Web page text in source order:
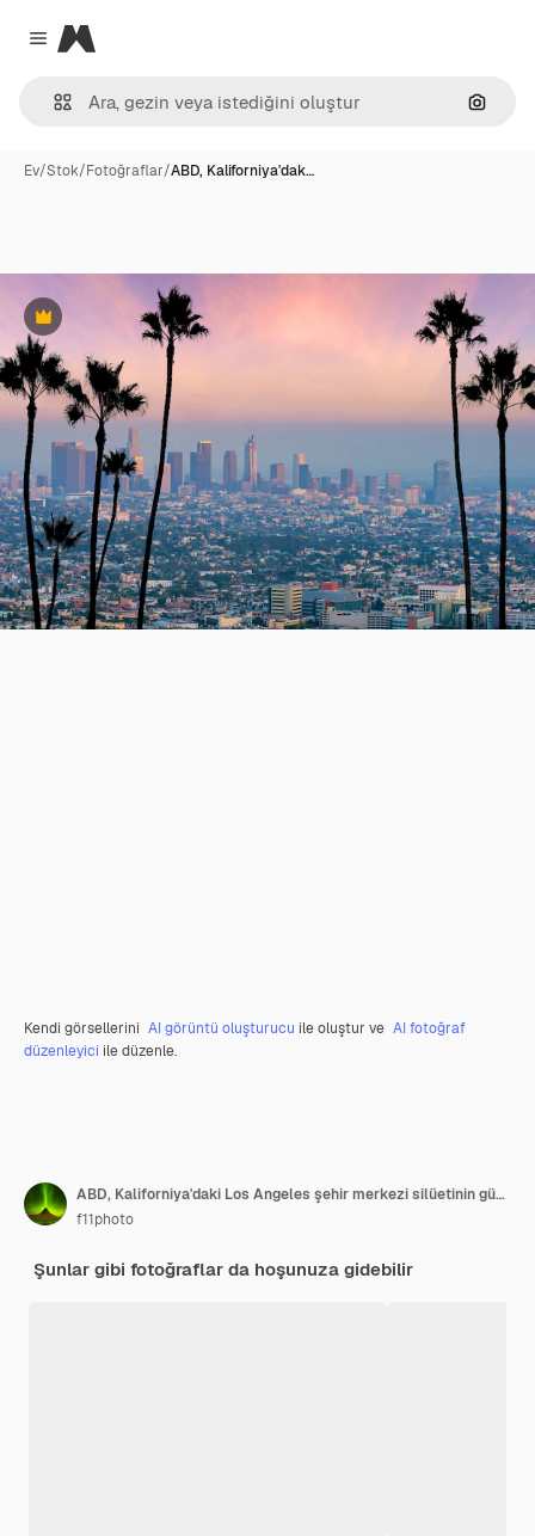
Close menu
Magnific
Ev/Stok/Fotoğraflar/ABD, Kaliforniya'dak…
Premium
Kendi görsellerini AI görüntü oluşturucu ile oluştur ve AI fotoğraf
düzenleyici ile düzenle.
ABD, Kaliforniya'daki Los Angeles şehir merkezi silüetinin güzel gün batımı
f11photo
Şunlar gibi fotoğraflar da hoşunuza gidebilir